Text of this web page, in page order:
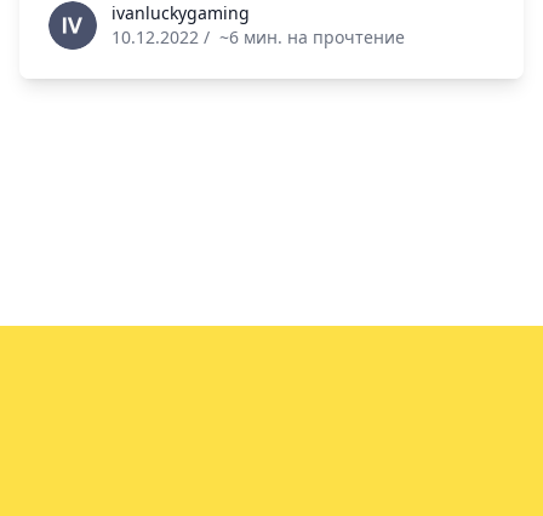
ivanluckygaming
ivanluckygaming
10.12.2022 / ~6 мин. на прочтение